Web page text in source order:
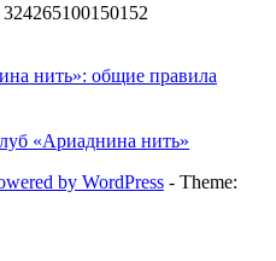
нить»: общие правила
«Ариаднина нить»
by WordPress - Theme: